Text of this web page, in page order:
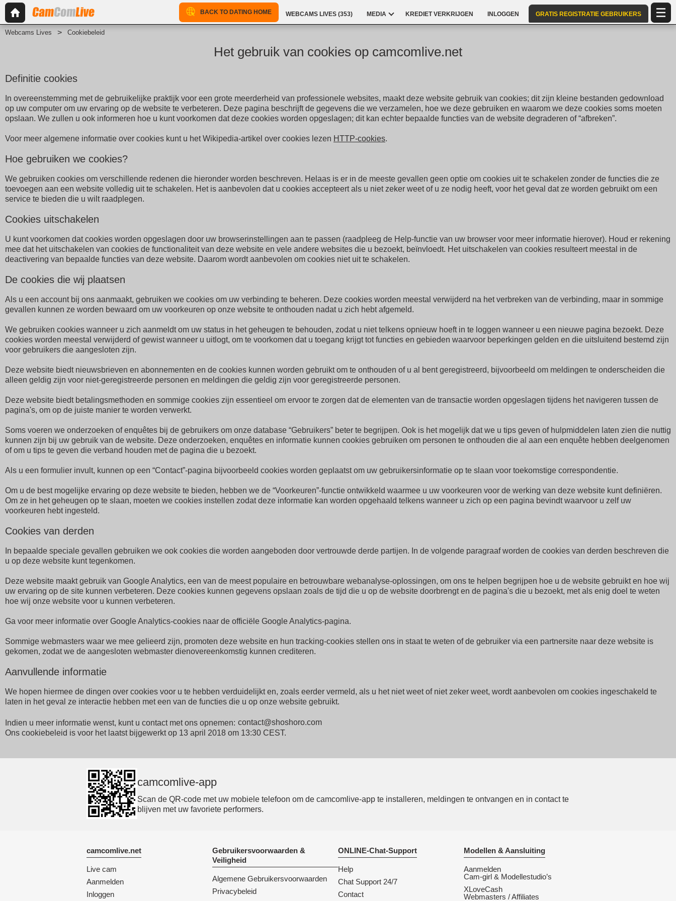
BACK TO DATING HOME WEBCAMS LIVES (353) MEDIA KREDIET VERKRIJGEN INLOGGEN GRATIS REGISTRATIE GEBRUIKERS
Webcams Lives Cookiebeleid
Het gebruik van cookies op camcomlive.net
Definitie cookies
In overeenstemming met de gebruikelijke praktijk voor een grote meerderheid van professionele websites, maakt deze website gebruik van cookies; dit zijn kleine bestanden gedownload
op uw computer om uw ervaring op de website te verbeteren. Deze pagina beschrijft de gegevens die we verzamelen, hoe we deze gebruiken en waarom we deze cookies soms moeten
opslaan. We zullen u ook informeren hoe u kunt voorkomen dat deze cookies worden opgeslagen; dit kan echter bepaalde functies van de website degraderen of “afbreken”.
Voor meer algemene informatie over cookies kunt u het Wikipedia-artikel over cookies lezen HTTP-cookies.
Hoe gebruiken we cookies?
We gebruiken cookies om verschillende redenen die hieronder worden beschreven. Helaas is er in de meeste gevallen geen optie om cookies uit te schakelen zonder de functies die ze
toevoegen aan een website volledig uit te schakelen. Het is aanbevolen dat u cookies accepteert als u niet zeker weet of u ze nodig heeft, voor het geval dat ze worden gebruikt om een
service te bieden die u wilt raadplegen.
Cookies uitschakelen
U kunt voorkomen dat cookies worden opgeslagen door uw browserinstellingen aan te passen (raadpleeg de Help-functie van uw browser voor meer informatie hierover). Houd er rekening
mee dat het uitschakelen van cookies de functionaliteit van deze website en vele andere websites die u bezoekt, beïnvloedt. Het uitschakelen van cookies resulteert meestal in de
deactivering van bepaalde functies van deze website. Daarom wordt aanbevolen om cookies niet uit te schakelen.
De cookies die wij plaatsen
Als u een account bij ons aanmaakt, gebruiken we cookies om uw verbinding te beheren. Deze cookies worden meestal verwijderd na het verbreken van de verbinding, maar in sommige
gevallen kunnen ze worden bewaard om uw voorkeuren op onze website te onthouden nadat u zich hebt afgemeld.
We gebruiken cookies wanneer u zich aanmeldt om uw status in het geheugen te behouden, zodat u niet telkens opnieuw hoeft in te loggen wanneer u een nieuwe pagina bezoekt. Deze
cookies worden meestal verwijderd of gewist wanneer u uitlogt, om te voorkomen dat u toegang krijgt tot functies en gebieden waarvoor beperkingen gelden en die uitsluitend bestemd zijn
voor gebruikers die aangesloten zijn.
Deze website biedt nieuwsbrieven en abonnementen en de cookies kunnen worden gebruikt om te onthouden of u al bent geregistreerd, bijvoorbeeld om meldingen te onderscheiden die
alleen geldig zijn voor niet-geregistreerde personen en meldingen die geldig zijn voor geregistreerde personen.
Deze website biedt betalingsmethoden en sommige cookies zijn essentieel om ervoor te zorgen dat de elementen van de transactie worden opgeslagen tijdens het navigeren tussen de
pagina's, om op de juiste manier te worden verwerkt.
Soms voeren we onderzoeken of enquêtes bij de gebruikers om onze database “Gebruikers” beter te begrijpen. Ook is het mogelijk dat we u tips geven of hulpmiddelen laten zien die nuttig
kunnen zijn bij uw gebruik van de website. Deze onderzoeken, enquêtes en informatie kunnen cookies gebruiken om personen te onthouden die al aan een enquête hebben deelgenomen
of om u tips te geven die verband houden met de pagina die u bezoekt.
Als u een formulier invult, kunnen op een “Contact”-pagina bijvoorbeeld cookies worden geplaatst om uw gebruikersinformatie op te slaan voor toekomstige correspondentie.
Om u de best mogelijke ervaring op deze website te bieden, hebben we de “Voorkeuren”-functie ontwikkeld waarmee u uw voorkeuren voor de werking van deze website kunt definiëren.
Om ze in het geheugen op te slaan, moeten we cookies instellen zodat deze informatie kan worden opgehaald telkens wanneer u zich op een pagina bevindt waarvoor u zelf uw
voorkeuren hebt ingesteld.
Cookies van derden
In bepaalde speciale gevallen gebruiken we ook cookies die worden aangeboden door vertrouwde derde partijen. In de volgende paragraaf worden de cookies van derden beschreven die
u op deze website kunt tegenkomen.
Deze website maakt gebruik van Google Analytics, een van de meest populaire en betrouwbare webanalyse-oplossingen, om ons te helpen begrijpen hoe u de website gebruikt en hoe wij
uw ervaring op de site kunnen verbeteren. Deze cookies kunnen gegevens opslaan zoals de tijd die u op de website doorbrengt en de pagina's die u bezoekt, met als enig doel te weten
hoe wij onze website voor u kunnen verbeteren.
Ga voor meer informatie over Google Analytics-cookies naar de officiële Google Analytics-pagina.
Sommige webmasters waar we mee gelieerd zijn, promoten deze website en hun tracking-cookies stellen ons in staat te weten of de gebruiker via een partnersite naar deze website is
gekomen, zodat we de aangesloten webmaster dienovereenkomstig kunnen crediteren.
Aanvullende informatie
We hopen hiermee de dingen over cookies voor u te hebben verduidelijkt en, zoals eerder vermeld, als u het niet weet of niet zeker weet, wordt aanbevolen om cookies ingeschakeld te
laten in het geval ze interactie hebben met een van de functies die u op onze website gebruikt.
Indien u meer informatie wenst, kunt u contact met ons opnemen:
Ons cookiebeleid is voor het laatst bijgewerkt op 13 april 2018 om 13:30 CEST.
camcomlive-app
Scan de QR-code met uw mobiele telefoon om de camcomlive-app te installeren, meldingen te ontvangen en in contact te
blijven met uw favoriete performers.
camcomlive.net
Live cam
Aanmelden
Inloggen
Gebruikersvoorwaarden &
Veiligheid
Algemene Gebruikersvoorwaarden
Privacybeleid
ONLINE-Chat-Support
Help
Chat Support 24/7
Contact
Modellen & Aansluiting
Aanmelden
Cam-girl & Modellestudio’s
XLoveCash
Webmasters / Affiliates